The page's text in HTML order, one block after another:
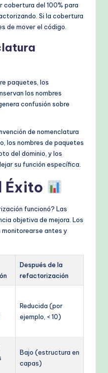
cobertura del 100% para
Si la cobertura
de mover el código.
paquetes, los
los nombres
confusión sobre
de nomenclatura
los nombres de paquetes
del dominio, y los
su función específica.
Éxito
funcionó? Las
objetiva de mejora. Los
antes y
Después de la
refactorización
Reducida (por
ejemplo, < 10)
Bajo (estructura en
capas)